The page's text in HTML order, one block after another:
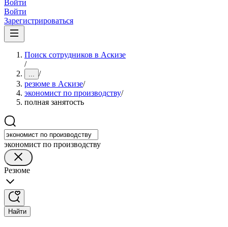
Войти
Войти
Зарегистрироваться
Поиск сотрудников в Аскизе
/
... /
резюме в Аскизе/
экономист по производству/
полная занятость
экономист по производству
Резюме
Найти